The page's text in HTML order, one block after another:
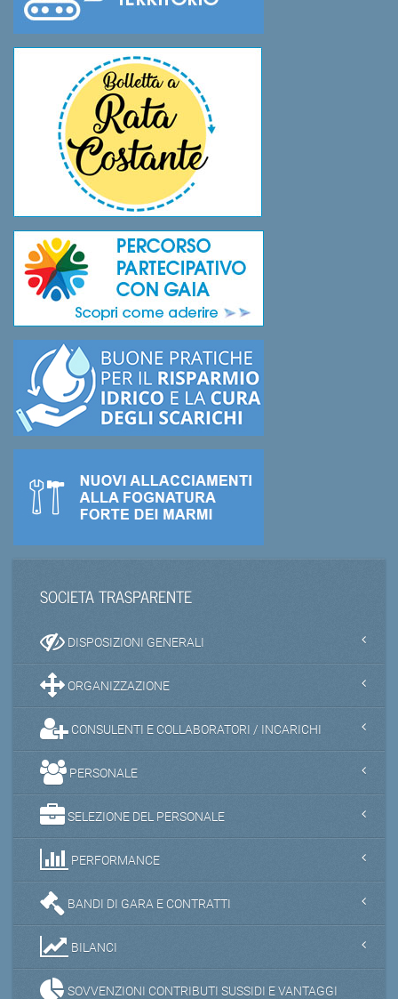
SOCIETA TRASPARENTE
DISPOSIZIONI GENERALI
ORGANIZZAZIONE
CONSULENTI E COLLABORATORI / INCARICHI
PERSONALE
SELEZIONE DEL PERSONALE
PERFORMANCE
BANDI DI GARA E CONTRATTI
BILANCI
SOVVENZIONI CONTRIBUTI SUSSIDI E VANTAGGI